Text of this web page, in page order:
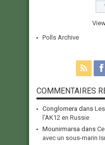
Polls Archive
COMMENTAIRES
Conglomera dans
l’AK12 en Russie
Mounirmarsa dans
avec un sous-marin